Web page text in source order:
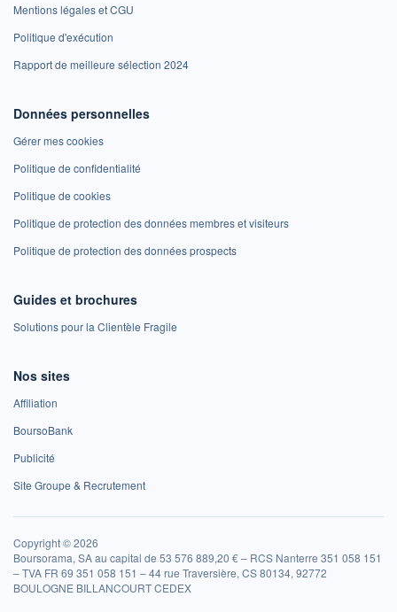
Mentions légales et CGU
Politique d'exécution
Rapport de meilleure sélection 2024
Données personnelles
Gérer mes cookies
Politique de confidentialité
Politique de cookies
Politique de protection des données membres et visiteurs
Politique de protection des données prospects
Guides et brochures
Solutions pour la Clientèle Fragile
Nos sites
Affiliation
BoursoBank
Publicité
Site Groupe & Recrutement
Copyright © 2026
Boursorama, SA au capital de 53 576 889,20 € – RCS Nanterre 351 058 151
– TVA FR 69 351 058 151 – 44 rue Traversière, CS 80134, 92772
BOULOGNE BILLANCOURT CEDEX